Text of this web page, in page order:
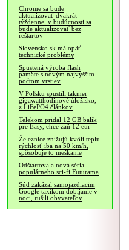
Chrome sa bude
aktualizovať dvakrát
týždenne, v budúcnosti sa
bude aktualizovať bez
reštartov
Slovensko.sk má opäť
technické problémy
Spustená výroba flash
pamäte s novým najvyšším
počtom vrstiev
V Poľsku spustili takmer
gigawatthodinové úložisko,
z LiFePO4 článkov
Telekom pridal 12 GB balík
pre Easy, chce zaň 12 eur
Železnice znižujú kvôli teplu
rýchlosť iba na 50 km/h,
spôsobuje to meškanie
Odštartovala nová séria
populárneho sci-fi Futurama
Súd zakázal samojazdiacim
Google taxíkom dobíjanie v
noci, rušili obyvateľov